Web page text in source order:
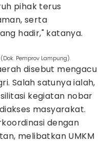
pihak terus
serta
hadir," katanya.
Pemprov Lampung).
disebut mengacu
Salah satunya ialah,
kegiatan nobar
masyarakat.
dengan
melibatkan UMKM